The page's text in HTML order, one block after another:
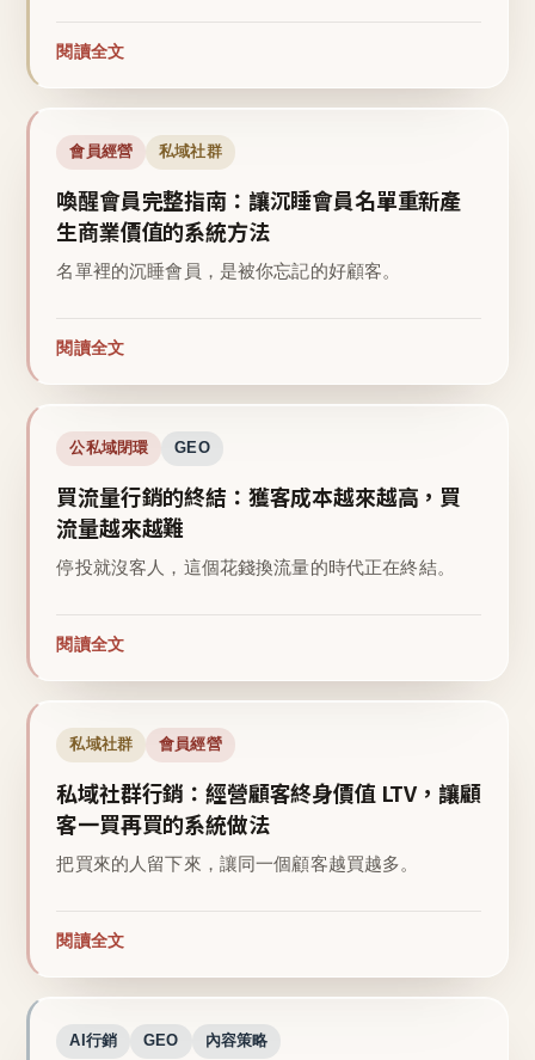
閱讀全文
會員經營 私域社群
喚醒會員完整指南：讓沉睡會員名單重新產
生商業價值的系統方法
名單裡的沉睡會員，是被你忘記的好顧客。
閱讀全文
公私域閉環 GEO
買流量行銷的終結：獲客成本越來越高，買
流量越來越難
停投就沒客人，這個花錢換流量的時代正在終結。
閱讀全文
私域社群 會員經營
私域社群行銷：經營顧客終身價值 LTV，讓顧
客一買再買的系統做法
把買來的人留下來，讓同一個顧客越買越多。
閱讀全文
AI行銷 GEO 內容策略